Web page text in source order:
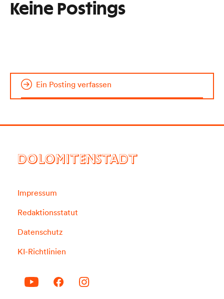
Keine Postings
Ein Posting verfassen
DOLOMITENSTADT
Impressum
Redaktionsstatut
Datenschutz
KI-Richtlinien